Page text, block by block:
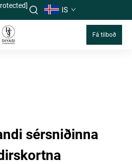
IS
Fá tilboð
sérsniðinna